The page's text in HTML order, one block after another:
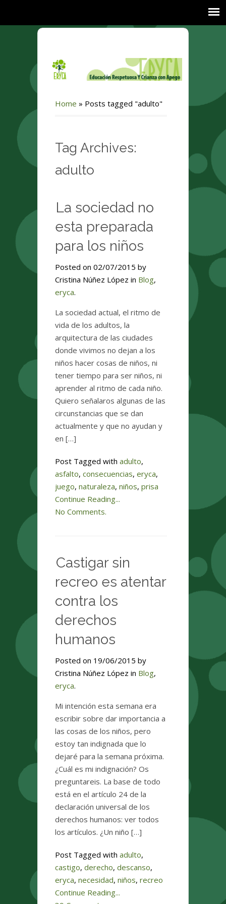
Home » Posts tagged "adulto"
Tag Archives:
adulto
La sociedad no
esta preparada
para los niños
Posted on 02/07/2015 by
Cristina Núñez López in Blog,
eryca.
La sociedad actual, el ritmo de
vida de los adultos, la
arquitectura de las ciudades
donde vivimos no dejan a los
niños hacer cosas de niños, ni
tener tiempo para ser niños, ni
aprender al ritmo de cada niño.
Quiero señalaros algunas de las
circunstancias que se dan
actualmente y que no ayudan y
en […]
Post Tagged with adulto,
asfalto, consecuencias, eryca,
juego, naturaleza, niños, prisa
Continue Reading...
No Comments.
Castigar sin
recreo es atentar
contra los
derechos
humanos
Posted on 19/06/2015 by
Cristina Núñez López in Blog,
eryca.
Mi intención esta semana era
escribir sobre dar importancia a
las cosas de los niños, pero
estoy tan indignada que lo
dejaré para la semana próxima.
¿Cuál es mi indignación? Os
preguntareis. La base de todo
está en el artículo 24 de la
declaración universal de los
derechos humanos: ver todos
los artículos. ¿Un niño […]
Post Tagged with adulto,
castigo, derecho, descanso,
eryca, necesidad, niños, recreo
Continue Reading...